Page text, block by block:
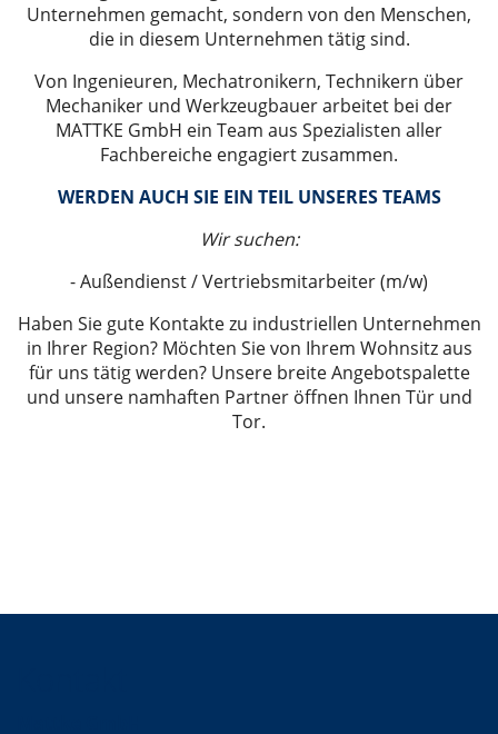
Unternehmen gemacht, sondern von den Menschen,
die in diesem Unternehmen tätig sind.
Von Ingenieuren, Mechatronikern, Technikern über
Mechaniker und Werkzeugbauer arbeitet bei der
MATTKE GmbH ein Team aus Spezialisten aller
Fachbereiche engagiert zusammen.
WERDEN AUCH SIE EIN TEIL UNSERES TEAMS
Wir suchen:
- Außendienst / Vertriebsmitarbeiter (m/w)
Haben Sie gute Kontakte zu industriellen Unternehmen
in Ihrer Region? Möchten Sie von Ihrem Wohnsitz aus
für uns tätig werden? Unsere breite Angebotspalette
und unsere namhaften Partner öffnen Ihnen Tür und
Tor.